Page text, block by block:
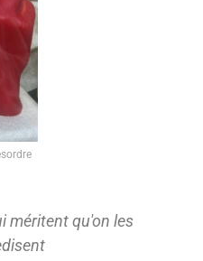
méritent qu'on les